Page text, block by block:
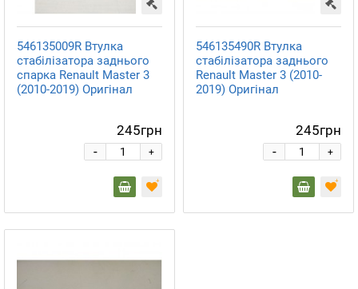
546135009R Втулка
стабілізатора заднього
спарка Renault Master 3
(2010-2019) Оригінал
245грн
+
-
546135490R Втулка
стабілізатора заднього
Renault Master 3 (2010-
2019) Оригінал
245грн
+
-